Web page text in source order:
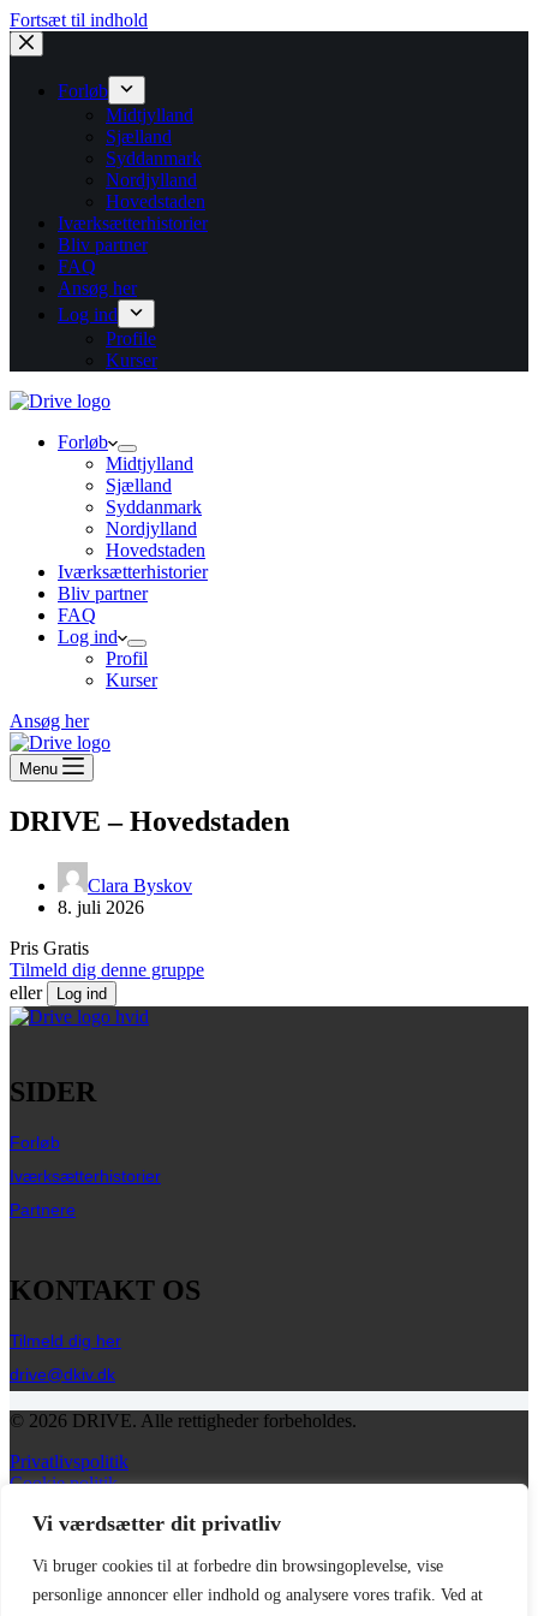
Vi værdsætter dit privatliv
Vi bruger cookies til at forbedre din browsingoplevelse, vise
personlige annoncer eller indhold og analysere vores trafik. Ved at
Fortsæt til indhold
Forløb
Midtjylland
Sjælland
Syddanmark
Nordjylland
Hovedstaden
Iværksætterhistorier
Bliv partner
FAQ
Ansøg her
Log ind
Profile
Kurser
Forløb
Midtjylland
Sjælland
Syddanmark
Nordjylland
Hovedstaden
Iværksætterhistorier
Bliv partner
FAQ
Log ind
Profil
Kurser
Ansøg her
Menu
DRIVE – Hovedstaden
Clara Byskov
8. juli 2026
Pris Gratis
Tilmeld dig denne gruppe
eller
Log ind
SIDER
Forløb
Iværksætterhistorier
Partnere
KONTAKT OS
Tilmeld dig her
drive@dkiv.dk
© 2026 DRIVE. Alle rettigheder forbeholdes.
Privatlivspolitik
Cookie politik
Adgangskode